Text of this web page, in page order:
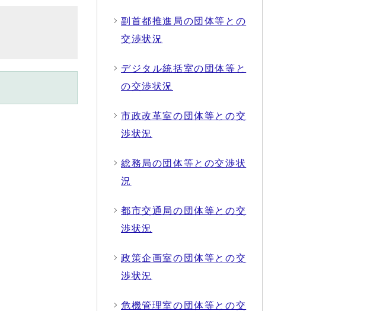
副首都推進局の団体等との
交渉状況
デジタル統括室の団体等と
の交渉状況
市政改革室の団体等との交
渉状況
総務局の団体等との交渉状
況
都市交通局の団体等との交
渉状況
政策企画室の団体等との交
渉状況
危機管理室の団体等との交